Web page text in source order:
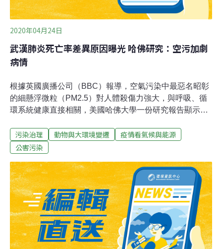
2020年04月24日
武漢肺炎死亡率差異原因曝光 哈佛研究：空污加劇
病情
根據英國廣播公司（BBC）報導，空氣污染中最惡名昭彰
的細懸浮微粒（PM2.5）對人體殺傷力強大，與呼吸、循
環系統健康直接相關，美國哈佛大學一份研究報告顯示，
關。這份報告作者，哈佛大學多米尼奇教授（Francesca
Dominici）指出，以義大利為例，該國北部人口稠密且空
的死亡率僅為4.5％，綜合觀察世界其他地區的案例，皆可
看出類似相關性。
污染治理 動物與大環境變遷
疫情看氣候與能源
公害污染